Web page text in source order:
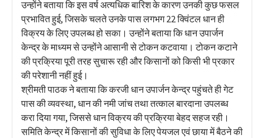
उन्होंने बताया कि इस वर्ष अत्यधिक बारिश के कारण उनकी कुछ फसल
प्रभावित हुई, जिसके चलते उनके पास लगभग 22 क्विंटल धान ही
विक्रय के लिए उपलब्ध हो सका। उन्होंने बताया कि धान उपार्जन
केन्द्र के माध्यम से उन्होंने आसानी से टोकन कटवाया। टोकन कटाने
की प्रक्रिया पूरी तरह सुचारू रही और किसानों को किसी भी प्रकार
की परेशानी नहीं हुई।
श्रीमती पाठक ने बताया कि करजी धान उपार्जन केन्द्र पहुंचते ही गेट
पास की व्यवस्था, धान की नमी जांच तथा तत्काल बारदाना उपलब्ध
करा दिया गया, जिससे धान विक्रय की प्रक्रिया बेहद सहज रही।
समिति केन्द्र में किसानों की सुविधा के लिए पेयजल एवं छाया में बैठने की